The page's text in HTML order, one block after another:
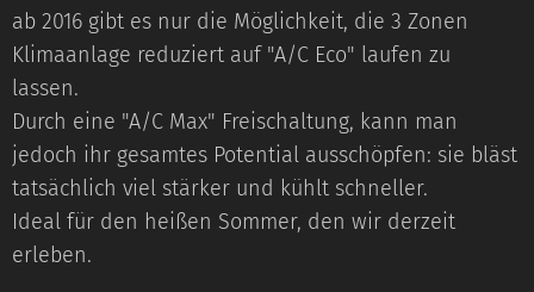
ab 2016 gibt es nur die Möglichkeit, die 3 Zonen
Klimaanlage reduziert auf "A/C Eco" laufen zu
lassen.
Durch eine "A/C Max" Freischaltung, kann man
jedoch ihr gesamtes Potential ausschöpfen: sie bläst
tatsächlich viel stärker und kühlt schneller.
Ideal für den heißen Sommer, den wir derzeit
erleben.